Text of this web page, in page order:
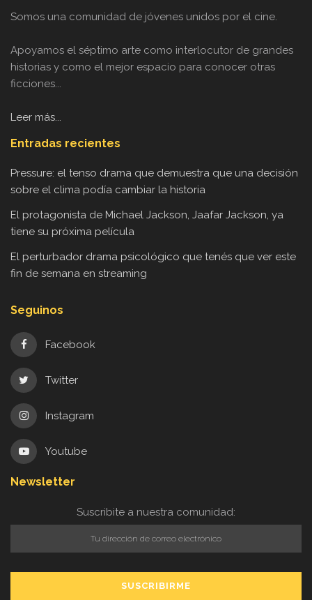
Somos una comunidad de jóvenes unidos por el cine.
Apoyamos el séptimo arte como interlocutor de grandes
historias y como el mejor espacio para conocer otras
ficciones...
Leer más...
Entradas recientes
Pressure: el tenso drama que demuestra que una decisión
sobre el clima podía cambiar la historia
El protagonista de Michael Jackson, Jaafar Jackson, ya
tiene su próxima película
El perturbador drama psicológico que tenés que ver este
fin de semana en streaming
Seguinos
Facebook
Twitter
Instagram
Youtube
Newsletter
Suscribite a nuestra comunidad: